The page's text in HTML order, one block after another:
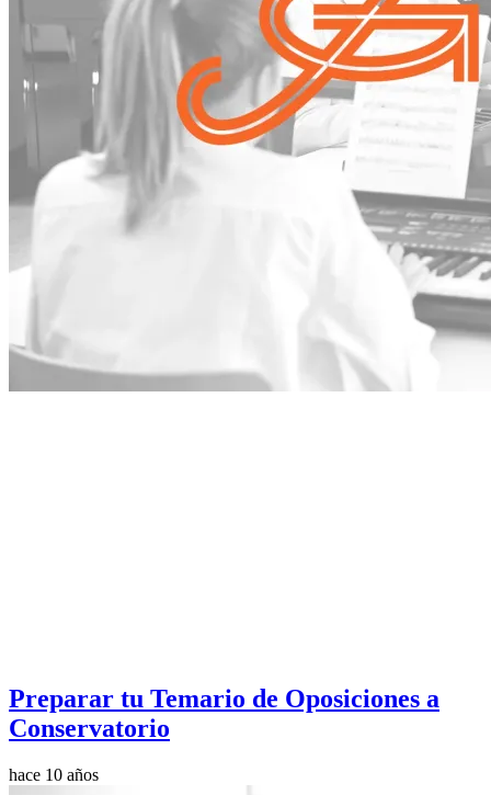
Preparar tu Temario de Oposiciones a
Conservatorio
hace 10 años